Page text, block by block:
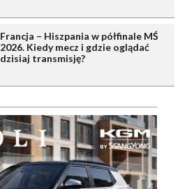
Francja – Hiszpania w półfinale MŚ
2026. Kiedy mecz i gdzie oglądać
dzisiaj transmisję?